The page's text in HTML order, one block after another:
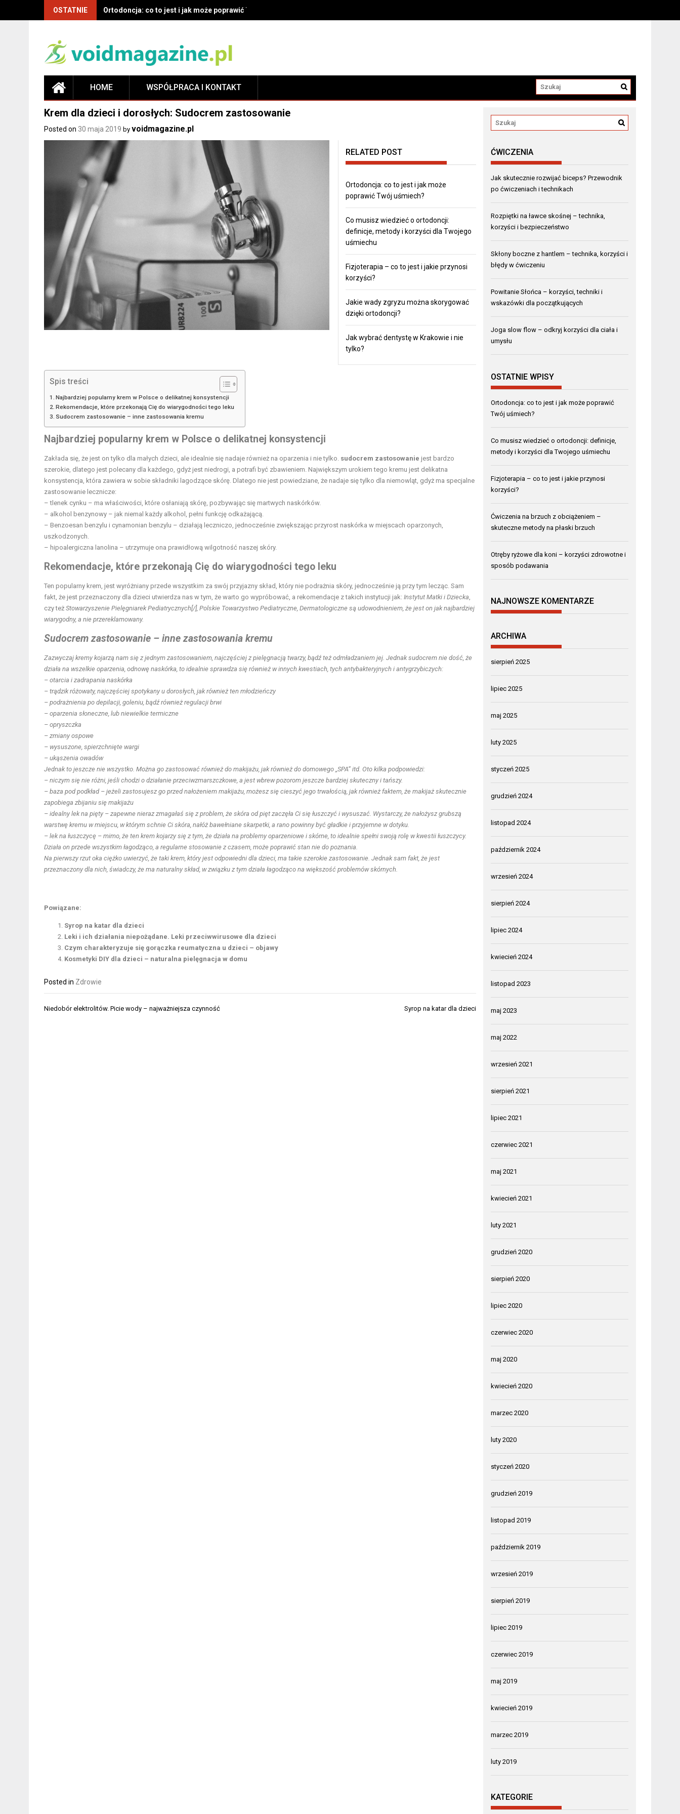
OSTATNIE Co musisz wiedzieć o ortodoncji: definicje, metody i korzyści dla Twojego uśmiechu
HOME WSPÓŁPRACA I KONTAKT
Krem dla dzieci i dorosłych: Sudocrem zastosowanie
Posted on 30 maja 2019 by voidmagazine.pl
RELATED POST
Ortodoncja: co to jest i jak może
poprawić Twój uśmiech?
Co musisz wiedzieć o ortodoncji:
definicje, metody i korzyści dla Twojego
uśmiechu
Fizjoterapia – co to jest i jakie przynosi
korzyści?
Jakie wady zgryzu można skorygować
dzięki ortodoncji?
Jak wybrać dentystę w Krakowie i nie
tylko?
Spis treści
Najbardziej popularny krem w Polsce o delikatnej konsystencji
Rekomendacje, które przekonają Cię do wiarygodności tego leku
Sudocrem zastosowanie – inne zastosowania kremu
Najbardziej popularny krem w Polsce o delikatnej konsystencji
Zakłada się, że jest on tylko dla małych dzieci, ale idealnie się nadaje również na oparzenia i nie tylko. sudocrem zastosowanie jest bardzo
szerokie, dlatego jest polecany dla każdego, gdyż jest niedrogi, a potrafi być zbawieniem. Największym urokiem tego kremu jest delikatna
konsystencja, która zawiera w sobie składniki lagodzące skórę. Dlatego nie jest powiedziane, że nadaje się tylko dla niemowląt, gdyż ma specjalne
zastosowanie lecznicze:
– tlenek cynku – ma właściwości, które osłaniają skórę, pozbywając się martwych naskórków.
– alkohol benzynowy – jak niemal każdy alkohol, pełni funkcję odkażającą.
– Benzoesan benzylu i cynamonian benzylu – działają leczniczo, jednocześnie zwiększając przyrost naskórka w miejscach oparzonych,
uszkodzonych.
– hipoalergiczna lanolina – utrzymuje ona prawidłową wilgotność naszej skóry.
Rekomendacje, które przekonają Cię do wiarygodności tego leku
Ten popularny krem, jest wyróżniany przede wszystkim za swój przyjazny skład, który nie podrażnia skóry, jednocześnie ją przy tym lecząc. Sam
fakt, że jest przeznaczony dla dzieci utwierdza nas w tym, że warto go wypróbować, a rekomendacje z takich instytucji jak: Instytut Matki i Dziecka
czy też Stowarzyszenie Pielęgniarek Pediatrycznych[/], Polskie Towarzystwo Pediatryczne, Dermatologiczne są udowodnieniem, że jest on jak najbardziej
wiarygodny, a nie przereklamowany.
Sudocrem zastosowanie – inne zastosowania kremu
Zazwyczaj kremy kojarzą nam się z jednym zastosowaniem, najczęściej z pielęgnacją twarzy, bądź też odmładzaniem jej. Jednak sudocrem nie dość, że
działa na wszelkie oparzenia, odnowę naskórka, to idealnie sprawdza się również w innych kwestiach, tych antybakteryjnych i antygrzybiczych:
– otarcia i zadrapania naskórka
– trądzik różowaty, najczęściej spotykany u dorosłych, jak również ten młodzieńczy
– podrażnienia po depilacji, goleniu, bądź również regulacji brwi
– oparzenia słoneczne, lub niewielkie termiczne
– opryszczka
– zmiany ospowe
– wysuszone, spierzchnięte wargi
– ukąszenia owadów
Jednak to jeszcze nie wszystko. Można go zastosować również do makijażu, jak również do domowego ,,SPA’’ itd. Oto kilka podpowiedzi:
– niczym się nie różni, jeśli chodzi o działanie przeciwzmarszczkowe, a jest wbrew pozorom jeszcze bardziej skuteczny i tańszy.
– baza pod podkład – jeżeli zastosujesz go przed nałożeniem makijażu, możesz się cieszyć jego trwałością, jak również faktem, że makijaż skutecznie
zapobiega zbijaniu się makijażu
– idealny lek na pięty – zapewne nieraz zmagałaś się z problem, że skóra od pięt zaczęła Ci się łuszczyć i wysuszać. Wystarczy, że nałożysz grubszą
warstwę kremu w miejscu, w którym schnie Ci skóra, nałóż bawełniane skarpetki, a rano powinny być gładkie i przyjemne w dotyku.
– lek na łuszczycę – mimo, że ten krem kojarzy się z tym, że działa na problemy oparzeniowe i skórne, to idealnie spełni swoją rolę w kwestii łuszczycy.
Działa on przede wszystkim łagodząco, a regularne stosowanie z czasem, może poprawić stan nie do poznania.
Na pierwszy rzut oka ciężko uwierzyć, że taki krem, który jest odpowiedni dla dzieci, ma takie szerokie zastosowanie. Jednak sam fakt, że jest
przeznaczony dla nich, świadczy, że ma naturalny skład, w związku z tym działa łagodząco na większość problemów skórnych.
Powiązane:
Syrop na katar dla dzieci
Leki i ich działania niepożądane. Leki przeciwwirusowe dla dzieci
Czym charakteryzuje się gorączka reumatyczna u dzieci – objawy
Kosmetyki DIY dla dzieci – naturalna pielęgnacja w domu
Posted in Zdrowie
Nawigacja
Niedobór elektrolitów. Picie wody – najważniejsza czynność Syrop na katar dla dzieci
ĆWICZENIA
Jak skutecznie rozwijać biceps? Przewodnik
po ćwiczeniach i technikach
Rozpiętki na ławce skośnej – technika,
korzyści i bezpieczeństwo
Skłony boczne z hantlem – technika, korzyści i
błędy w ćwiczeniu
Powitanie Słońca – korzyści, techniki i
wskazówki dla początkujących
Joga slow flow – odkryj korzyści dla ciała i
umysłu
OSTATNIE WPISY
Ortodoncja: co to jest i jak może poprawić
Twój uśmiech?
Co musisz wiedzieć o ortodoncji: definicje,
metody i korzyści dla Twojego uśmiechu
Fizjoterapia – co to jest i jakie przynosi
korzyści?
Ćwiczenia na brzuch z obciążeniem –
skuteczne metody na płaski brzuch
Otręby ryżowe dla koni – korzyści zdrowotne i
sposób podawania
NAJNOWSZE KOMENTARZE
ARCHIWA
sierpień 2025
lipiec 2025
maj 2025
luty 2025
styczeń 2025
grudzień 2024
listopad 2024
październik 2024
wrzesień 2024
sierpień 2024
lipiec 2024
kwiecień 2024
listopad 2023
maj 2023
maj 2022
wrzesień 2021
sierpień 2021
lipiec 2021
czerwiec 2021
maj 2021
kwiecień 2021
luty 2021
grudzień 2020
sierpień 2020
lipiec 2020
czerwiec 2020
maj 2020
kwiecień 2020
marzec 2020
luty 2020
styczeń 2020
grudzień 2019
listopad 2019
październik 2019
wrzesień 2019
sierpień 2019
lipiec 2019
czerwiec 2019
maj 2019
kwiecień 2019
marzec 2019
luty 2019
KATEGORIE